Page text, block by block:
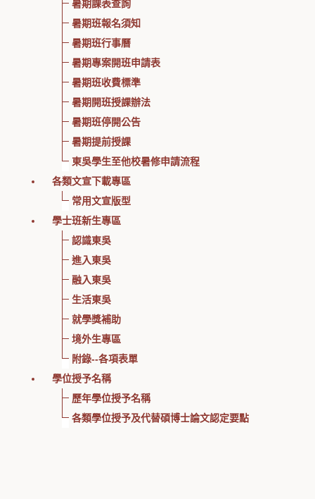
暑期課表查詢
暑期班報名須知
暑期班行事曆
暑期專案開班申請表
暑期班收費標準
暑期開班授課辦法
暑期班停開公告
暑期提前授課
東吳學生至他校暑修申請流程
各類文宣下載專區
常用文宣版型
學士班新生專區
認識東吳
進入東吳
融入東吳
生活東吳
就學獎補助
境外生專區
附錄--各項表單
學位授予名稱
歷年學位授予名稱
各類學位授予及代替碩博士論文認定要點